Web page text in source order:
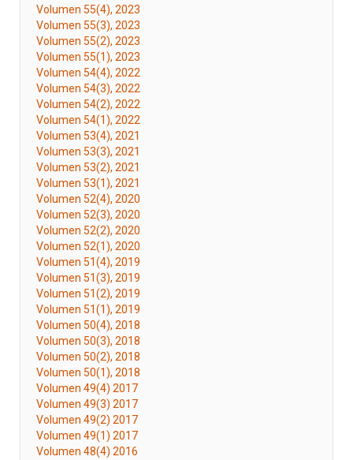
Volumen 55(4), 2023
Volumen 55(3), 2023
Volumen 55(2), 2023
Volumen 55(1), 2023
Volumen 54(4), 2022
Volumen 54(3), 2022
Volumen 54(2), 2022
Volumen 54(1), 2022
Volumen 53(4), 2021
Volumen 53(3), 2021
Volumen 53(2), 2021
Volumen 53(1), 2021
Volumen 52(4), 2020
Volumen 52(3), 2020
Volumen 52(2), 2020
Volumen 52(1), 2020
Volumen 51(4), 2019
Volumen 51(3), 2019
Volumen 51(2), 2019
Volumen 51(1), 2019
Volumen 50(4), 2018
Volumen 50(3), 2018
Volumen 50(2), 2018
Volumen 50(1), 2018
Volumen 49(4) 2017
Volumen 49(3) 2017
Volumen 49(2) 2017
Volumen 49(1) 2017
Volumen 48(4) 2016